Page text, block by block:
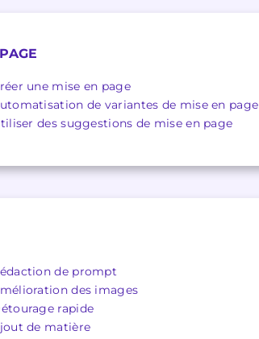
une mise en page
de variantes de mise en page
des suggestions de mise en page
de prompt
des images
rapide
de matière